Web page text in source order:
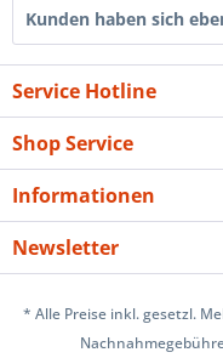
Kunden haben sich
Service Hotline
Shop Service
Informationen
Newsletter
* Alle Preise inkl. gesetzl.